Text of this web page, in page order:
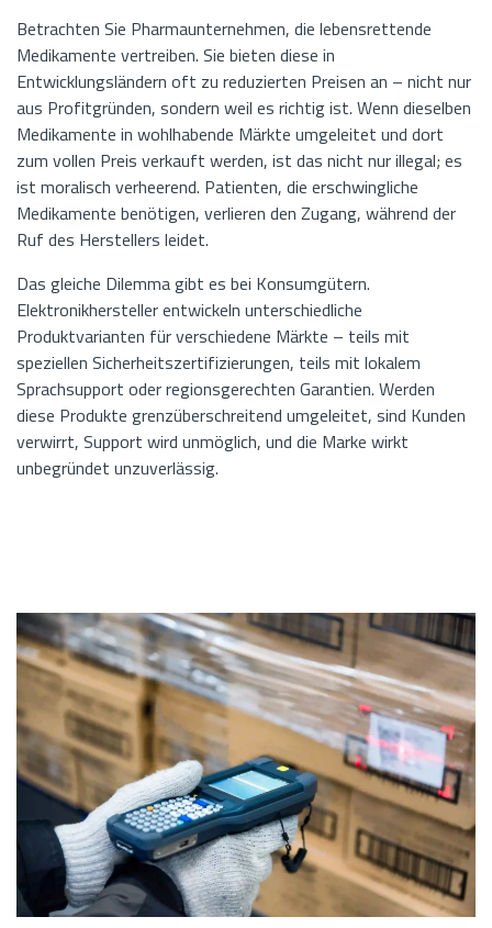
Betrachten Sie Pharmaunternehmen, die lebensrettende
Medikamente vertreiben. Sie bieten diese in
Entwicklungsländern oft zu reduzierten Preisen an – nicht nur
aus Profitgründen, sondern weil es richtig ist. Wenn dieselben
Medikamente in wohlhabende Märkte umgeleitet und dort
zum vollen Preis verkauft werden, ist das nicht nur illegal; es
ist moralisch verheerend. Patienten, die erschwingliche
Medikamente benötigen, verlieren den Zugang, während der
Ruf des Herstellers leidet.
Das gleiche Dilemma gibt es bei Konsumgütern.
Elektronikhersteller entwickeln unterschiedliche
Produktvarianten für verschiedene Märkte – teils mit
speziellen Sicherheitszertifizierungen, teils mit lokalem
Sprachsupport oder regionsgerechten Garantien. Werden
diese Produkte grenzüberschreitend umgeleitet, sind Kunden
verwirrt, Support wird unmöglich, und die Marke wirkt
unbegründet unzuverlässig.